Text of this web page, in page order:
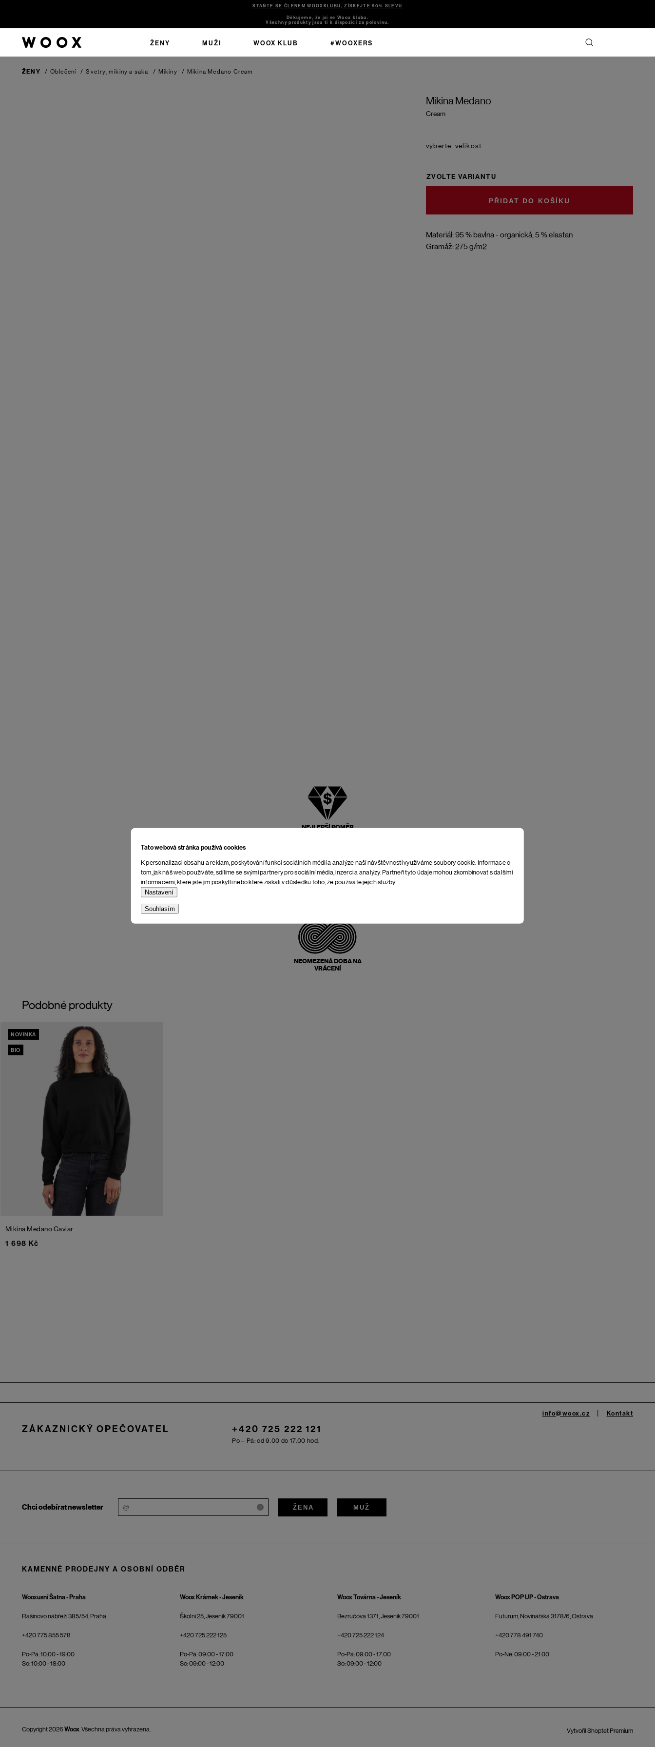
Tato webová stránka používá cookies
K personalizaci obsahu a reklam, poskytování funkcí sociálních médií a analýze naší návštěvnosti využíváme soubory cookie. Informace o
tom, jak náš web používáte, sdílíme se svými partnery pro sociální média, inzerci a analýzy. Partneři tyto údaje mohou zkombinovat s dalšími
informacemi, které jste jim poskytli nebo které získali v důsledku toho, že používáte jejich služby.
Nastavení
Souhlasím
STAŇTE SE ČLENEM WOOXKLUBU, ZÍSKEJTE 50% SLEVU
Děkujeme, že jsi ve Woox klubu.
Všechny produkty jsou ti k dispozici za polovinu.
ŽENY MUŽI WOOX KLUB #WOOXERS
ŽENY / Oblečení / Svetry, mikiny a saka / Mikiny / Mikina Medano Cream
Mikina Medano
Cream
Materiál: 95 % bavlna - organická, 5 % elastan
Gramáž: 275 g/m2
velikost
ZVOLTE VARIANTU
DO KOŠÍKU
NEJLEPŠÍ POMĚR
NEOMEZENÁ DOBA NA
VRÁCENÍ
Podobné produkty
NOVINKA
BIO
Mikina MedanoCaviar
1 698 Kč
ZÁKAZNICKÝ OPEČOVATEL +420 725 222 121
Po – Pá: od 9.00 do 17.00 hod.
info@woox.cz Kontakt
Chci odebírat newsletter i ŽENA MUŽ
KAMENNÉ PRODEJNY A OSOBNÍ ODBĚR
Wooxusní Šatna - Praha
Rašínovo nábřeží 385/54, Praha
+420 775 855 578
Po-Pá: 10:00 - 19:00
So: 10:00 - 18:00
Woox Krámek - Jeseník
Školní 25, Jeseník 79001
+420 725 222 125
Po-Pá: 09:00 - 17:00
So: 09:00 - 12:00
Woox Továrna - Jeseník
Bezručova 1371, Jeseník 79001
+420 725 222 124
Po-Pá: 09:00 - 17:00
So: 09:00 - 12:00
Woox POP UP - Ostrava
Futurum, Novinářská 3178/6, Ostrava
+420 778 491 740
Po-Ne: 09:00 - 21:00
Vytvořil Shoptet Premium
Copyright 2026 Woox. Všechna práva vyhrazena.